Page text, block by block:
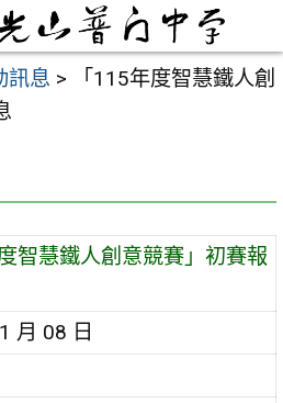
訊息 >
「115年度智慧鐵人創
智慧鐵人創意競賽」初賽報
月 08 日